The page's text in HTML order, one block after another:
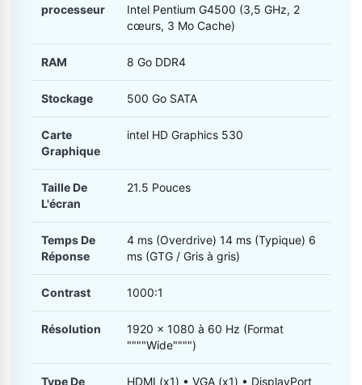
processeur
Intel Pentium G4500 (3,5 GHz, 2
cœurs, 3 Mo Cache)
RAM 8 Go DDR4
Stockage 500 Go SATA
Carte
Graphique
intel HD Graphics 530
Taille De
L'écran
21.5 Pouces
Temps De
Réponse
4 ms (Overdrive) 14 ms (Typique) 6
ms (GTG / Gris à gris)
Contrast 1000:1
Résolution
1920 x 1080 à 60 Hz (Format
""""Wide"""")
Type De
HDMI (x1) • VGA (x1) • DisplayPort